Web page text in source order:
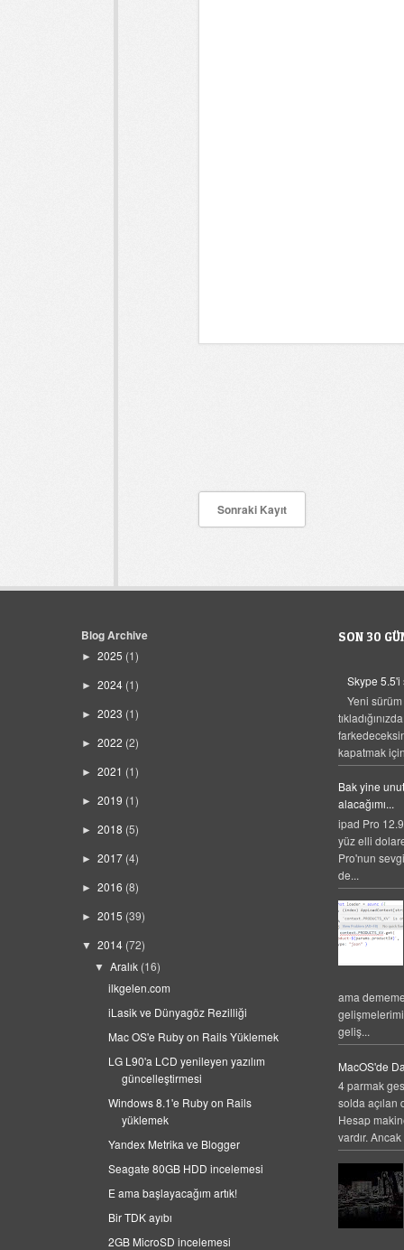
Sonraki Kayıt
Blog Archive
► 2025 (1)
► 2024 (1)
► 2023 (1)
► 2022 (2)
► 2021 (1)
► 2019 (1)
► 2018 (5)
► 2017 (4)
► 2016 (8)
► 2015 (39)
▼ 2014 (72)
▼Aralık (16)
ilkgelen.com
iLasik ve Dünyagöz Rezilliği
Mac OS'e Ruby on Rails Yüklemek
LG L90'a LCD yenileyen yazılım
güncelleştirmesi
Windows 8.1'e Ruby on Rails
yüklemek
Yandex Metrika ve Blogger
Seagate 80GB HDD incelemesi
E ama başlayacağım artık!
Bir TDK ayıbı
2GB MicroSD incelemesi
SON 30
Skype 5.5'i
Yeni
kapatmak
Bak yine
alacağımı...
ipad Pro
yüz elli
Pro'nun
de...
ama
geliş...
MacOS'de
4 parmak
solda açılan
Hesap
vardır.